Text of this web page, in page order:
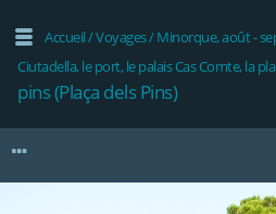
Accueil/Voyages/Minorque, août -
Ciutadella, le port, le palais Cas Comte, la
pins (Plaça dels Pins)